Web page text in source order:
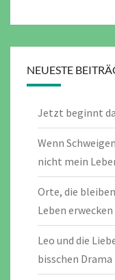
NEUESTE
Jetzt beginnt
Wenn
nicht mein
Orte, die
Leben erwecken
Leo und die
bisschen Drama